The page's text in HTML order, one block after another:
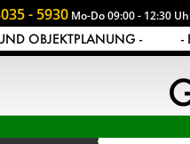
- 5930 Mo-Do 09:00 - 12:30
OBJEKTPLANUNG - -